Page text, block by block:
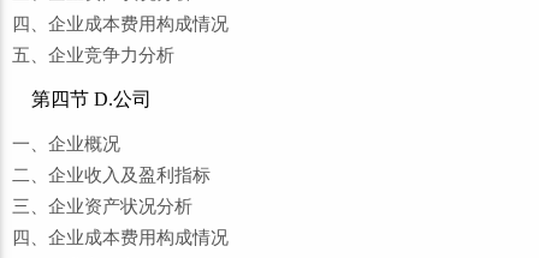
四、企业成本费用构成情况
五、企业竞争力分析
第四节 D.公司
一、企业概况
二、企业收入及盈利指标
三、企业资产状况分析
四、企业成本费用构成情况